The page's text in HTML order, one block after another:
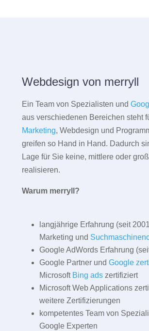
Webdesign von merryll
Ein Team von Spezialisten und
aus verschiedenen Bereichen steht
Marketing, Webdesign und
greifen so Hand in Hand. Dadurch
Lage für Sie keine, mittlere oder
realisieren.
Warum merryll?
langjährige Erfahrung (seit
Marketing und
Google AdWords Erfahrung
Google Partner und Google
Microsoft Bing adszertifiziert
Microsoft Web Applications
weitere Zertifizierungen
kompetentes Team von
Google Experten